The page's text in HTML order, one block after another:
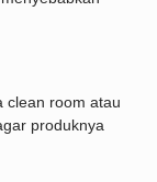
clean room atau
produknya